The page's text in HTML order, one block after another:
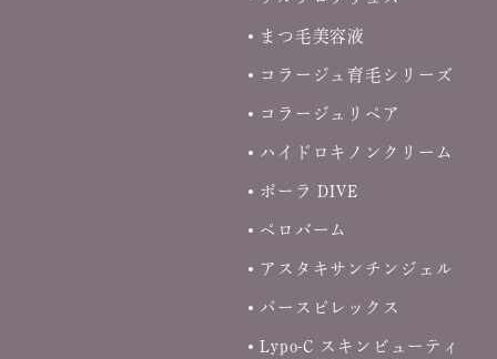
まつ毛美容液
コラージュ育毛シリーズ
コラージュリペア
ハイドロキノンクリーム
ポーラ DIVE
ペロバーム
アスタキサンチンジェル
パースピレックス
Lypo-C スキンビューティ